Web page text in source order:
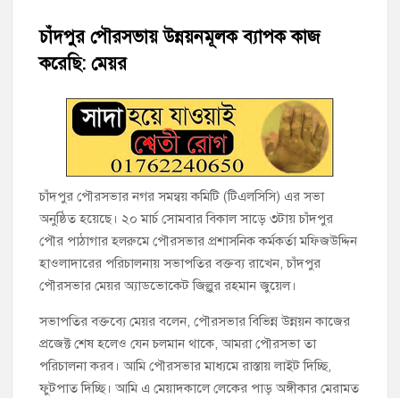
হাজীগঞ্জ পৌরসভার মেয়র প্রার্থী অ্যাড. টিটু টোরাগড় পূর্বপাড়া জামে
হাজীগঞ্জে শিক্ষার্থীদের লেখাপড়ার মানোন্নয়নে ও উপস্থিতি নিশ্চিতকরণে
হাজীগঞ্জে অস্বাস্থ্যকর পরিবেশে খাবার প্রস্তুত: ২ হোটেলকে ৪৫ হাজার
টাকা জরিমানা
হাজীগঞ্জে ৬ বছরের শিশুকে ধর্ষণের অভিযোগে কেয়ারটেকার আটক
হাজীগঞ্জের রাজারগাঁও উবিতে জুলাই গণঅভ্যুত্থান দিবস পালন
চাঁদপুর পৌরসভায় উন্নয়নমূলক ব্যাপক কাজ
করেছি: মেয়র
চাঁদপুর পৌরসভার নগর সমন্বয় কমিটি (টিএলসিসি) এর সভা
অনুষ্ঠিত হয়েছে। ২০ মার্চ সোমবার বিকাল সাড়ে ৩টায় চাঁদপুর
পৌর পাঠাগার হলরুমে পৌরসভার প্রশাসনিক কর্মকর্তা মফিজউদ্দিন
হাওলাদারের পরিচালনায় সভাপতির বক্তব্য রাখেন, চাঁদপুর
পৌরসভার মেয়র অ্যাডভোকেট জিল্লুর রহমান জুয়েল।
সভাপতির বক্তব্যে মেয়র বলেন, পৌরসভার বিভিন্ন উন্নয়ন কাজের
প্রজেক্ট শেষ হলেও যেন চলমান থাকে, আমরা পৌরসভা তা
পরিচালনা করব। আমি পৌরসভার মাধ্যমে রাস্তায় লাইট দিচ্ছি,
ফুটপাত দিচ্ছি। আমি এ মেয়াদকালে লেকের পাড় অঙ্গীকার মেরামত